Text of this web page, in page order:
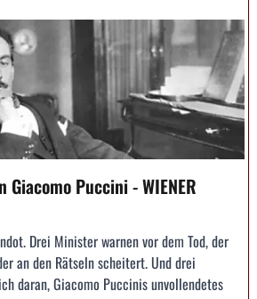
Giacomo Puccini - WIENER
Drei Minister warnen vor dem Tod, der
an den Rätseln scheitert. Und drei
daran, Giacomo Puccinis unvollendetes